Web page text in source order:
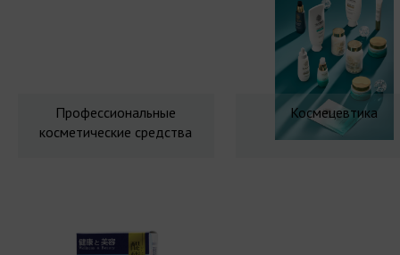
Профессиональные
косметические средства
Космецевтика